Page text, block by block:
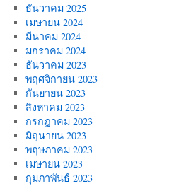
ธันวาคม 2025
เมษายน 2024
มีนาคม 2024
มกราคม 2024
ธันวาคม 2023
พฤศจิกายน 2023
กันยายน 2023
สิงหาคม 2023
กรกฎาคม 2023
มิถุนายน 2023
พฤษภาคม 2023
เมษายน 2023
กุมภาพันธ์ 2023